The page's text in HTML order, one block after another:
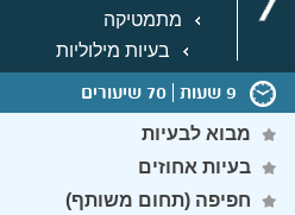
מתמטיקה
בעיות מילוליות
9 שעות 70 שיעורים
מבוא לבעיות
בעיות אחוזים
חפיפה (תחום משותף)